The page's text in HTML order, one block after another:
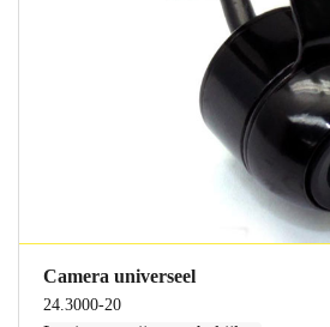
Camera universeel
24.3000-20